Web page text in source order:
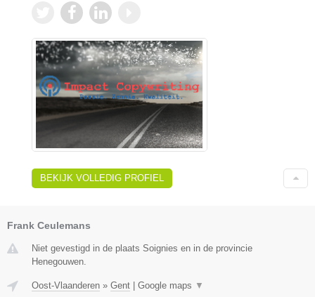
BEKIJK VOLLEDIG PROFIEL
Frank Ceulemans
Niet gevestigd in de plaats Soignies en in de provincie
Henegouwen.
Oost-Vlaanderen » Gent | Google maps ▼